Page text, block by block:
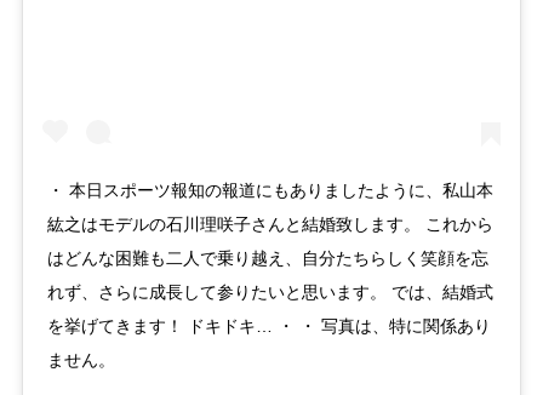
・ 本日スポーツ報知の報道にもありましたように、私山本
紘之はモデルの石川理咲子さんと結婚致します。 これから
はどんな困難も二人で乗り越え、自分たちらしく笑顔を忘
れず、さらに成長して参りたいと思います。 では、結婚式
を挙げてきます！ ドキドキ… ・ ・ 写真は、特に関係あり
ません。